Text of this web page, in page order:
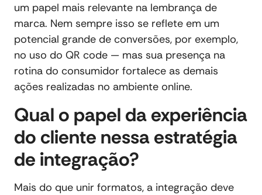
um papel mais relevante na lembrança de
marca. Nem sempre isso se reflete em um
potencial grande de conversões, por exemplo,
no uso do QR code — mas sua presença na
rotina do consumidor fortalece as demais
ações realizadas no ambiente online.
Qual o papel da experiência
do cliente nessa estratégia
de integração?
Mais do que unir formatos, a integração deve